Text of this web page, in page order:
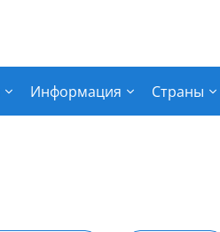
Информация Страны